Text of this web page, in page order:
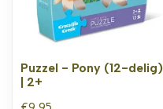
Puzzel - Pony (12-delig)
| 2+